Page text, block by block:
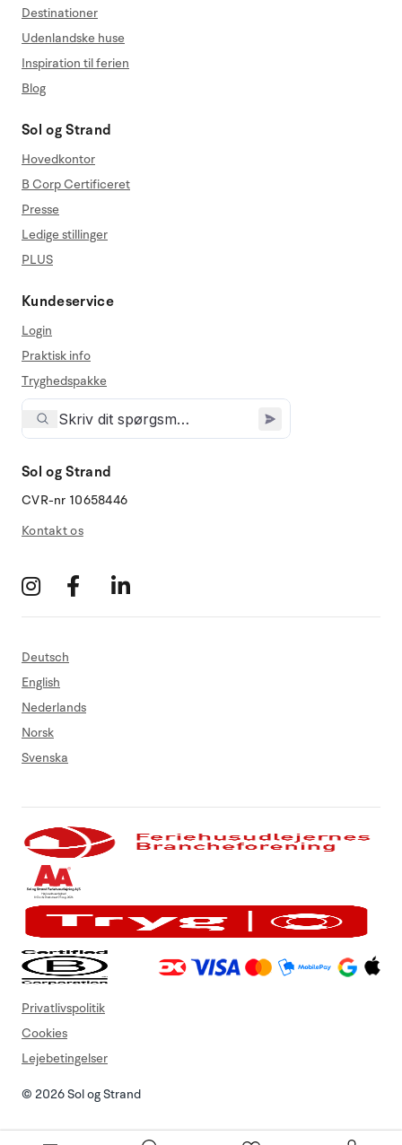
Destinationer
Udenlandske huse
Inspiration til ferien
Blog
Sol og Strand
Hovedkontor
B Corp Certificeret
Presse
Ledige stillinger
PLUS
Kundeservice
Login
Praktisk info
Tryghedspakke
Sol og Strand
CVR-nr 10658446
Kontakt os
Deutsch
English
Nederlands
Norsk
Svenska
© 2026 Sol og Strand
Privatlivspolitik
Cookies
Lejebetingelser